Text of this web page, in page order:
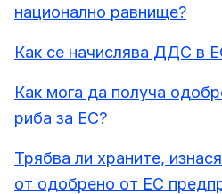
национално равнище?
Как се начислява ДДС в
Как мога да получа
риба за ЕС?
Трябва ли храните,
от одобрено от ЕС